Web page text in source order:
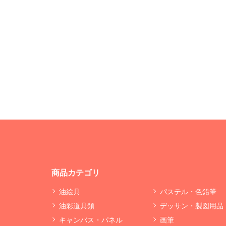
商品カテゴリ
油絵具
油彩道具類
キャンバス・パネル
パステル・色鉛筆
デッサン・製図用品
画筆